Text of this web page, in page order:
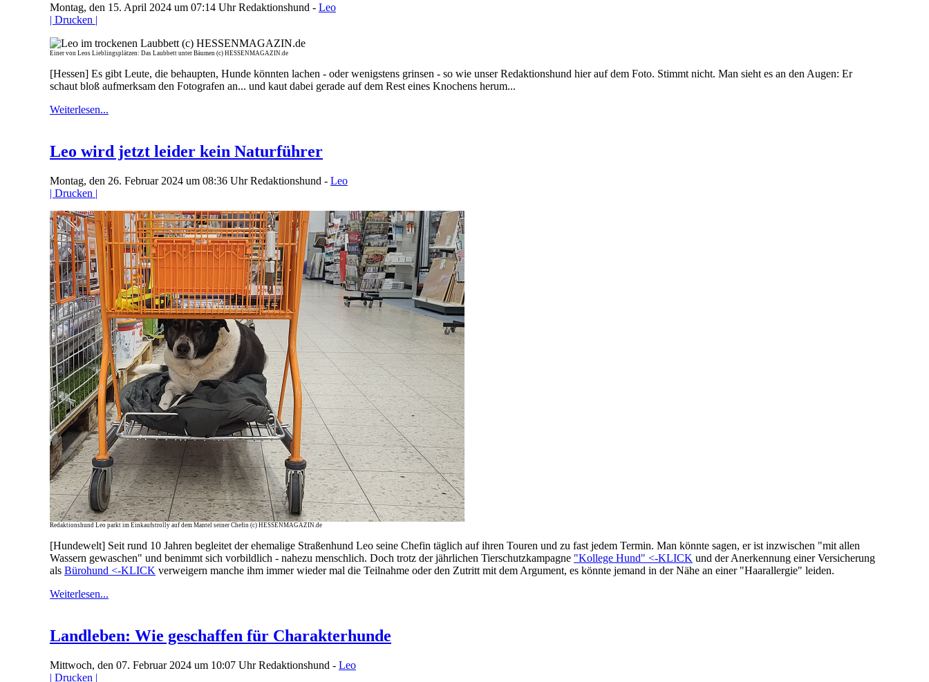
Montag, den 15. April 2024 um 07:14 UhrRedaktionshund - Leo
| Drucken |
Einer von Leos Lieblingsplätzen: Das Laubbett unter Bäumen (c) HESSENMAGAZIN.de
[Hessen] Es gibt Leute, die behaupten, Hunde könnten lachen - oder wenigstens grinsen - so wie unser Redaktionshund hier auf dem Foto. Stimmt nicht. Man sieht es an den Augen: Er
schaut bloß aufmerksam den Fotografen an... und kaut dabei gerade auf dem Rest eines Knochens herum...
Weiterlesen...
Leo wird jetzt leider kein Naturführer
Montag, den 26. Februar 2024 um 08:36 UhrRedaktionshund - Leo
| Drucken |
Redaktionshund Leo parkt im Einkaufstrolly auf dem Mantel seiner Chefin (c) HESSENMAGAZIN.de
[Hundewelt] Seit rund 10 Jahren begleitet der ehemalige Straßenhund Leo seine Chefin täglich auf ihren Touren und zu fast jedem Termin. Man könnte sagen, er ist inzwischen "mit allen
Wassern gewaschen" und benimmt sich vorbildlich - nahezu menschlich. Doch trotz der jährlichen Tierschutzkampagne "Kollege Hund" <-KLICK und der Anerkennung einer Versicherung
als Bürohund <-KLICK verweigern manche ihm immer wieder mal die Teilnahme oder den Zutritt mit dem Argument, es könnte jemand in der Nähe an einer "Haarallergie" leiden.
Weiterlesen...
Landleben: Wie geschaffen für Charakterhunde
Mittwoch, den 07. Februar 2024 um 10:07 UhrRedaktionshund - Leo
| Drucken |